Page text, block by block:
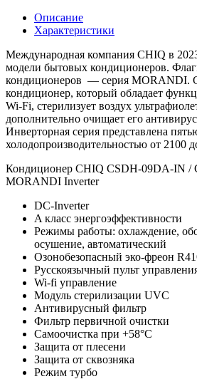
Описание
Характеристики
Международная компания CHIQ в
модели бытовых кондиционеров.
кондиционеров — серия MORANDI.
кондиционер, который обладает
Wi-Fi, стерилизует воздух
дополнительно очищает его
Инверторная серия представлена
холодопроизводительностью от 2100
Кондиционер CHIQ CSDH-09DA-IN /
MORANDI Inverter
DC-Inverter
A класс энергоэффективности
Режимы работы: охлаждение,
осушение, автоматический
Озонобезопасный эко-фреон
Русскоязычный пульт
Wi-fi управление
Модуль стерилизации UVC
Антивирусный фильтр
Фильтр первичной очистки
Самоочистка при +58°C
Защита от плесени
Защита от сквозняка
Режим турбо